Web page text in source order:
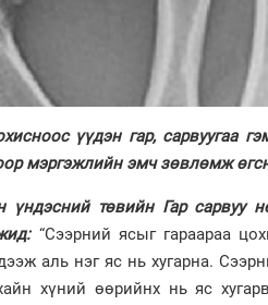
үүдэн гар, сарвуугаа
мэргэжлийн эмч зөвлөмж
үндэсний төвийн Гар сарвуу
“Сээрний ясыг гараараа
аль нэг яс нь хугарна.
хүний өөрийнх нь яс